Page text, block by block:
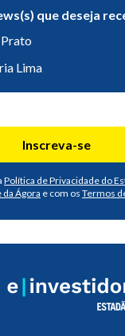
que deseja
Lima
Inscreva-se
Política de Privacidade do
Ágora e com os Termos